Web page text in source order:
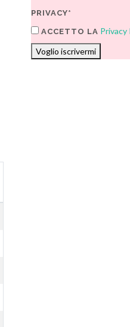
PRIVACY*
ACCETTO LA Privacy
Voglio iscrivermi